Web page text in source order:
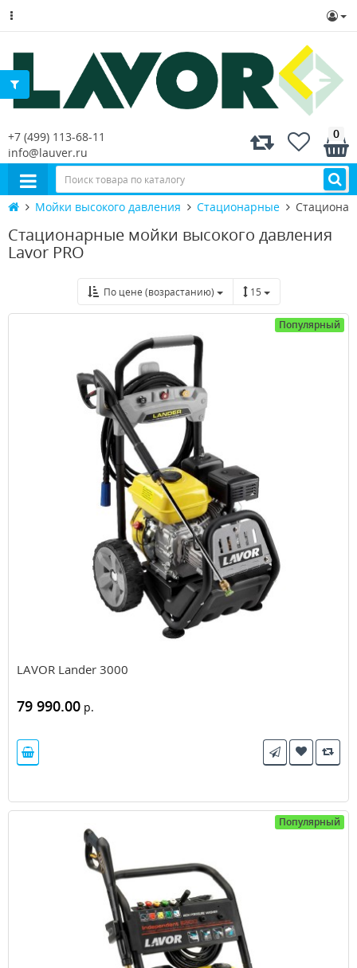
+7 (499) 113-68-11
info@lauver.ru
0
Мойки высокого давления Стационарные
Стационарные мойки высокого давления
Lavor PRO
По цене (возрастанию) 15
Популярный
LAVOR Lander 3000
79 990.00 р.
Популярный